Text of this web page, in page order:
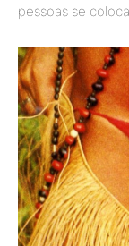
pessoas se